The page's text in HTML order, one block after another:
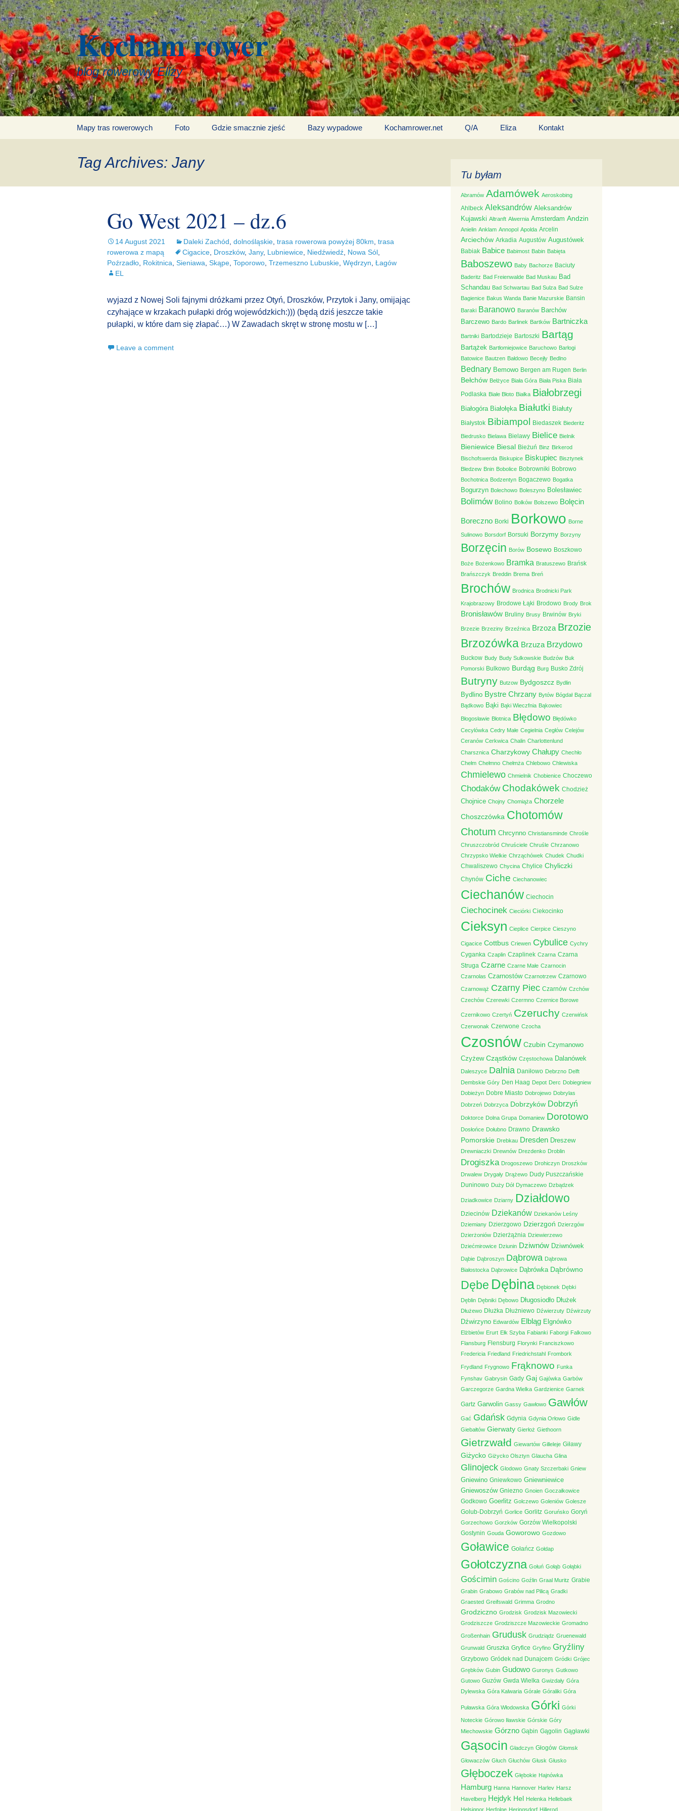
Kocham rower
blog rowerowy Elizy
Mapy tras rowerowych Foto Gdzie smacznie zjeść Bazy wypadowe Kochamrower.net Q/A Eliza Kontakt
Tag Archives: Jany
Go West 2021 – dz.6
14 August 2021 Daleki Zachód dolnośląskie trasa rowerowa powyżej 80km trasa
rowerowa z mapą
Cigacice Droszków, Jany, Lubniewice Niedźwiedź Nowa Sól
Poźrzadło Rokitnica Sieniawa Skąpe Toporowo Trzemeszno Lubuskie Wędrzyn Łagów
EL
wyjazd z Nowej Soli fajnymi dróżkami przez Otyń, Droszków, Przytok i Jany, omijając
czyhające w krzakach pułapki dróg wojewódzkich:))) (będą dziś jeszcze takie
pułapki, w które dam się złapać…) W Zawadach skręt w stronę mostu w […]
Leave a comment
Tu byłam
Abramów Adamówek Aeroskobing
Ahlbeck Aleksandrów Aleksandrów
Kujawski Altranft Alwernia Amsterdam Andzin
Anielin Anklam Annopol Apolda Arcelin
Arciechów Arkadia Augustów Augustówek
Babiak Babice Babimost Babin Babięta
Baboszewo Baby Bachorze Baciuty
Baderitz Bad Freienwalde Bad Muskau Bad
Schandau Bad Schwartau Bad Sulza Bad Sulze
Bagienice Bakus Wanda Banie Mazurskie Bansin
Baraki Baranowo Baranów Barchów
Barczewo Bardo Barlinek Bartków Bartniczka
Bartniki Bartodzieje Bartoszki Bartąg
Bartążek Bartłomiejowice Baruchowo Barłogi
Batowice Bautzen Bałdowo Becejły Bedlno
Bednary Bemowo Bergen am Rugen Berlin
Bełchów Bełżyce Biała Góra Biała Piska Biała
Podlaska Białe Błoto Białka Białobrzegi
Białogóra Białołęka Białutki Białuty
Białystok Bibiampol Biedaszek Biederitz
Biedrusko Bielawa Bielawy Bielice Bielnik
Bieniewice Biesal Bieżuń Binz Birkerod
Bischofswerda Biskupice Biskupiec Bisztynek
Bledzew Bnin Bobolice Bobrowniki Bobrowo
Bochotnica Bodzentyn Bogaczewo Bogatka
Bogurzyn Bolechowo Boleszyno Bolesławiec
Bolimów Bolino Bolków Bolszewo Bolęcin
Boreczno Borki Borkowo Borne
Sulinowo Borsdorf Borsuki Borzymy Borzyny
Borzęcin Borów Bosewo Boszkowo
Boże Bożenkowo Bramka Bratuszewo Brańsk
Brańszczyk Breddin Brema Breń
Brochów Brodnica Brodnicki Park
Krajobrazowy Brodowe Łąki Brodowo Brody Brok
Bronisławów Bruliny Brusy Brwinów Bryki
Brzezie Brzeziny Brzeźnica Brzoza Brzozie
Brzozówka Brzuza Brzydowo
Buckow Budy Budy Sulkowskie Budzów Buk
Pomorski Bulkowo Burdąg Burg Busko Zdrój
Butryny Butzow Bydgoszcz Bydlin
Bydlino Bystre Chrzany Bytów Bógdał Bączal
Bądkowo Bąki Bąki Wieczfnia Bąkowiec
Błogosławie Błotnica Błędowo Błędówko
Cecylówka Cedry Małe Cegielnia Cegłów Celejów
Ceranów Cerkwica Chalin Charlottenlund
Charsznica Charzykowy Chałupy Chechło
Chełm Chełmno Chełmża Chlebowo Chlewiska
Chmielewo Chmielnik Chobienice Choczewo
Chodaków Chodakówek Chodzież
Chojnice Chojny Chomiąża Chorzele
Choszczówka Chotomów
Chotum Chrcynno Christiansminde Chrośle
Chruszczobród Chruściele Chruśle Chrzanowo
Chrzypsko Wielkie Chrząchówek Chudek Chudki
Chwaliszewo Chycina Chylice Chyliczki
Chynów Ciche Ciechanowiec
Ciechanów Ciechocin
Ciechocinek Cieciórki Ciekocinko
Cieksyn Cieplice Cierpice Cieszyno
Cigacice Cottbus Criewen Cybulice Cychry
Cyganka Czaplin Czaplinek Czarna Czarna
Struga Czarne Czarne Małe Czarnocin
Czarnolas Czarnostów Czarnotrzew Czarnowo
Czarnowąż Czarny Piec Czarnów Czchów
Czechów Czerewki Czermno Czernice Borowe
Czernikowo Czertyń Czeruchy Czerwińsk
Czerwonak Czerwone Czocha
Czosnów Czubin Czymanowo
Czyżew Cząstków Częstochowa Dalanówek
Daleszyce Dalnia Daniłowo Debrzno Delft
Dembskie Góry Den Haag Depot Derc Dobiegniew
Dobieżyn Dobre Miasto Dobrojewo Dobrylas
Dobrzeń Dobrzyca Dobrzyków Dobrzyń
Doktorce Dolna Grupa Domaniew Dorotowo
Dosłońce Dołubno Drawno Drawsko
Pomorskie Drebkau Dresden Dreszew
Drewniaczki Drewnów Drezdenko Droblin
Drogiszka Drogoszewo Drohiczyn Droszków
Drwalew Drygały Drążewo Dudy Puszczańskie
Duninowo Duży Dół Dymaczewo Dzbądzek
Dziadkowice Dziarny Działdowo
Dziecinów Dziekanów Dziekanów Leśny
Dziemiany Dzierzgowo Dzierzgoń Dzierzgów
Dzierżoniów Dzierżążnia Dziewierzewo
Dziećmirowice Dziunin Dziwnów Dziwnówek
Dąbie Dąbroszyn Dąbrowa Dąbrowa
Białostocka Dąbrowice Dąbrówka Dąbrówno
Dębe Dębina Dębionek Dębki
Dęblin Dębniki Dębowo Długosiodło Dłużek
Dłużewo Dłużka Dłużniewo Dźwierzuty Dźwirzuty
Dźwirzyno Edwardów Elbląg Elgnówko
Elżbietów Erurt Ełk Szyba Fabianki Faborgi Falkowo
Flansburg Flensburg Florynki Franciszkowo
Fredericia Friedland Friedrichstahl Frombork
Frydland Frygnowo Frąknowo Funka
Fynshav Gabrysin Gady Gaj Gajówka Garbów
Garczegorze Gardna Wielka Gardzienice Garnek
Gartz Garwolin Gassy Gawłowo Gawłów
Gać Gdańsk Gdynia Gdynia Orłowo Gidle
Giebałtów Gierwaty Gierłoż Giethoorn
Gietrzwałd Giewartów Gilleleje Giławy
Giżycko Giżycko Olsztyn Glaucha Glina
Glinojeck Glodowo Gnaty Szczerbaki Gniew
Gniewino Gniewkowo Gniewniewice
Gniewoszów Gniezno Gnoien Goczałkowice
Godkowo Goerlitz Golczewo Goleniów Golesze
Golub-Dobrzyń Gorlice Gorlitz Goruńsko Goryń
Gorzechowo Gorzków Gorzów Wielkopolski
Gostynin Gouda Goworowo Gozdowo
Goławice Gołańcz Gołdap
Gołotczyzna Gołuń Gołąb Gołąbki
Gościmin Gościno Goźlin Graal Muritz Grabie
Grabin Grabowo Grabów nad Pilicą Gradki
Graested Greifswald Grimma Grodno
Grodziczno Grodzisk Grodzisk Mazowiecki
Grodziszcze Grodziszcze Mazowieckie Gromadno
Großenhain Grudusk Grudziądz Gruenewald
Grunwald Gruszka Gryfice Gryfino Gryźliny
Grzybowo Gródek nad Dunajcem Gródki Grójec
Grębków Gubin Gudowo Guronys Gutkowo
Gutowo Guzów Gwda Wielka Gwizdały Góra
Dylewska Góra Kalwaria Górale Góraliki Góra
Puławska Góra Włodowska Górki Górki
Noteckie Górowo Iławskie Górskie Góry
Miechowskie Górzno Gąbin Gągolin Gągławki
Gąsocin Gładczyn Głogów Głomsk
Głowaczów Głuch Głuchów Głusk Głusko
Głęboczek Głębokie Hajnówka
Hamburg Hanna Hannover Harlev Harsz
Havelberg Hejdyk Hel Helenka Hellebaek
Helsignor Herfolge Heringsdorf Hillerod